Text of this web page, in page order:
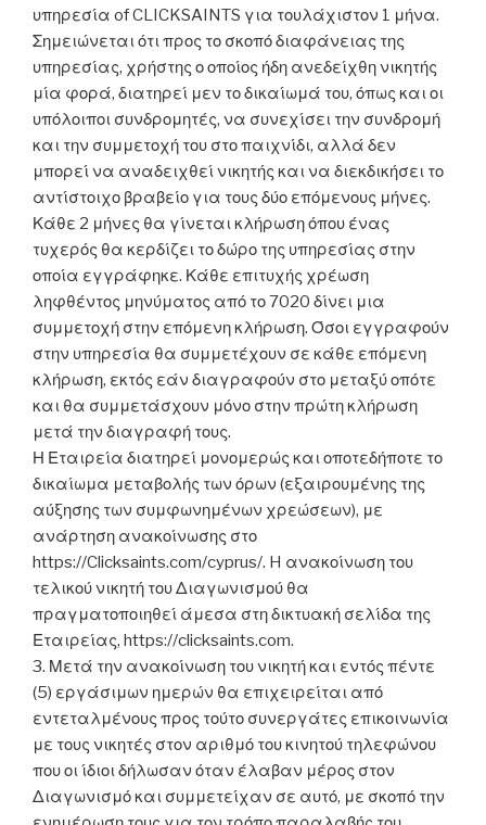
υπηρεσία of CLICKSAINTS για τουλάχιστον 1 μήνα.
Σημειώνεται ότι προς το σκοπό διαφάνειας της
υπηρεσίας, χρήστης ο οποίος ήδη ανεδείχθη νικητής
μία φορά, διατηρεί μεν το δικαίωμά του, όπως και οι
υπόλοιποι συνδρομητές, να συνεχίσει την συνδρομή
και την συμμετοχή του στο παιχνίδι, αλλά δεν
μπορεί να αναδειχθεί νικητής και να διεκδικήσει το
αντίστοιχο βραβείο για τους δύο επόμενους μήνες.
Κάθε 2 μήνες θα γίνεται κλήρωση όπου ένας
τυχερός θα κερδίζει το δώρο της υπηρεσίας στην
οποία εγγράφηκε. Κάθε επιτυχής χρέωση
ληφθέντος μηνύματος από το 7020 δίνει μια
συμμετοχή στην επόμενη κλήρωση. Όσοι εγγραφούν
στην υπηρεσία θα συμμετέχουν σε κάθε επόμενη
κλήρωση, εκτός εάν διαγραφούν στο μεταξύ οπότε
και θα συμμετάσχουν μόνο στην πρώτη κλήρωση
μετά την διαγραφή τους.
Η Εταιρεία διατηρεί μονομερώς και οποτεδήποτε το
δικαίωμα μεταβολής των όρων (εξαιρουμένης της
αύξησης των συμφωνημένων χρεώσεων), με
ανάρτηση ανακοίνωσης στο
https://Clicksaints.com/cyprus/. H ανακοίνωση του
τελικού νικητή του Διαγωνισμού θα
πραγματοποιηθεί άμεσα στη δικτυακή σελίδα της
Εταιρείας, https://clicksaints.com.
3. Μετά την ανακοίνωση του νικητή και εντός πέντε
(5) εργάσιμων ημερών θα επιχειρείται από
εντεταλμένους προς τούτο συνεργάτες επικοινωνία
με τους νικητές στον αριθμό του κινητού τηλεφώνου
που οι ίδιοι δήλωσαν όταν έλαβαν μέρος στον
Διαγωνισμό και συμμετείχαν σε αυτό, με σκοπό την